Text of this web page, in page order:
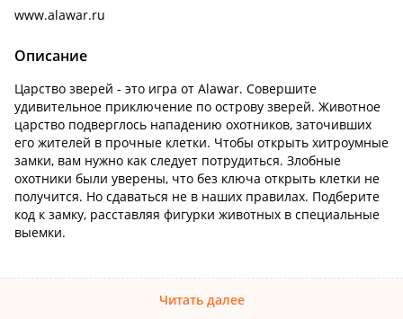
www.alawar.ru
Описание
Царство зверей - это игра от Alawar. Совершите
удивительное приключение по острову зверей. Животное
царство подверглось нападению охотников, заточивших
его жителей в прочные клетки. Чтобы открыть хитроумные
замки, вам нужно как следует потрудиться. Злобные
охотники были уверены, что без ключа открыть клетки не
получится. Но сдаваться не в наших правилах. Подберите
код к замку, расставляя фигурки животных в специальные
выемки.
Читать далее